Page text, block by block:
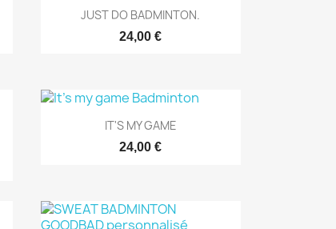
Aperçu rapide
JUST DO BADMINTON.
24,00 €
Aperçu rapide
IT'S MY GAME
24,00 €